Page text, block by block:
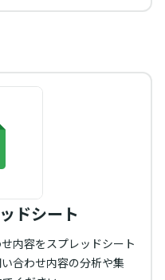
ドシート
内容をスプレッドシート
合わせ内容の分析や集